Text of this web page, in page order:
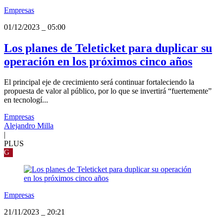
Empresas
01/12/2023
05:00
Los planes de Teleticket para duplicar su
operación en los próximos cinco años
El principal eje de crecimiento será continuar fortaleciendo la
propuesta de valor al público, por lo que se invertirá “fuertemente”
en tecnologí...
Empresas
Alejandro Milla
PLUS
G
Empresas
21/11/2023
20:21